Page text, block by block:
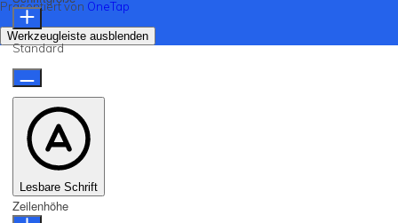
Präsentiert von OneTap
Werkzeugleiste ausblenden
Standard
Lesbare Schrift
Zeilenhöhe